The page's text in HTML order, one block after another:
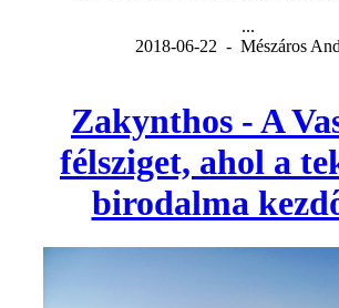
...
2018-06-22 - Mészáros
Zakynthos - A
félsziget, ahol a
birodalma